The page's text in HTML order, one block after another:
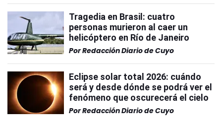
Tragedia en Brasil: cuatro
personas murieron al caer un
helicóptero en Río de Janeiro
PorRedacción Diario de Cuyo
Eclipse solar total 2026: cuándo
será y desde dónde se podrá ver el
fenómeno que oscurecerá el cielo
PorRedacción Diario de Cuyo